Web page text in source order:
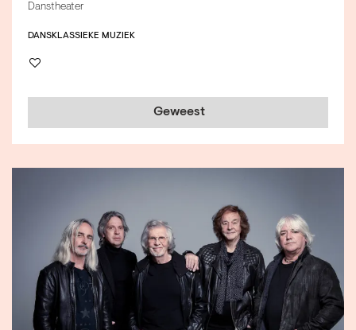
Danstheater
DANSKLASSIEKE MUZIEK
Geweest